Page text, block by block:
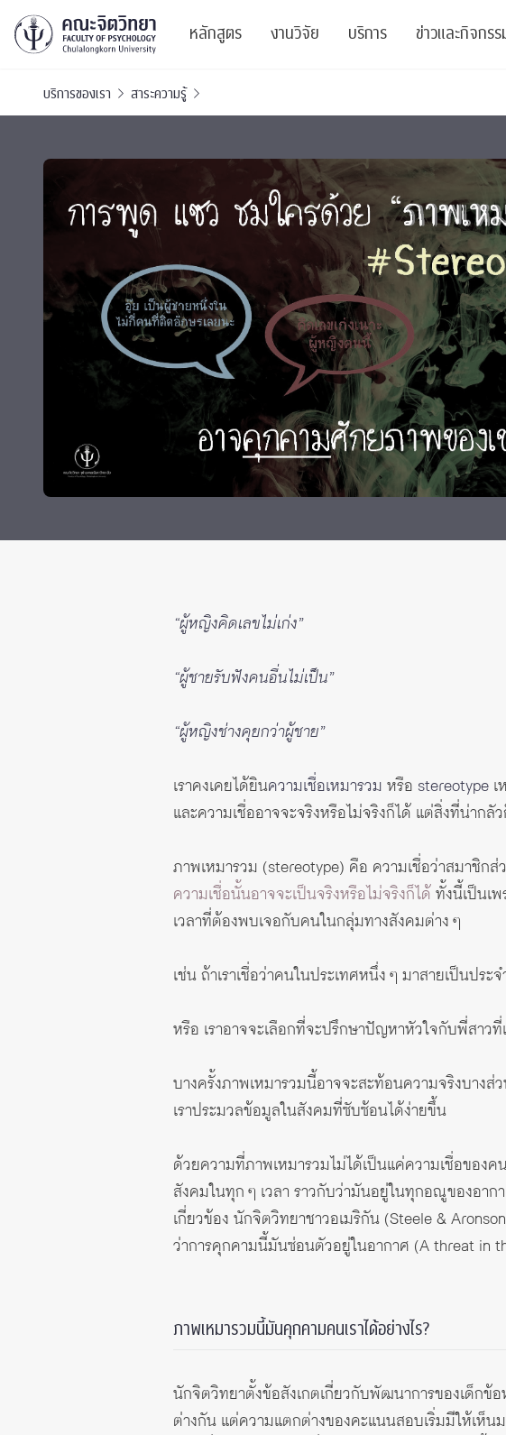
หลักสูตร
ปริญญาบัณฑิต
หลักสูตรปริญญาตรี
บัณฑิตศึกษา
หลักสูตรปริ
ปริญญาเอก
นิสิตปัจจุบัน
งานวิจัย
ทรัพยากรและสิ่งสนับสนุน
ผลงานตีพิมพ์
งานประชุมวิชาการ
งานประชุมวิชาการระดับนานาชาติ
TICP 2023
SSBW Activities
ทุนและรางวัล
บริการ
บริการวิชาการ
PSY Stats Clinic
ศูนย์สุขภาวะทางจิต
ศูนย์จิตวิทยาเพื่อปร
Life Di
CU Radio
ข่าวและกิจกร
ข่าวประ
เสวนาแ
โครงการ
ตำแหน่ง
บริการของเรา สาระความรู้
“ผู้หญิงคิดเลขไม่เก่ง”
“ผู้ชายรับฟังคนอื่นไม่เป็น”
“ผู้หญิงช่างคุยกว่าผู้ชาย”
เราคงเคยได้ยินความเชื่อเหมารวม หรือ stereotype
และความเชื่ออาจจะจริงหรือไม่จริงก็ได้ แต่สิ่งที่น่า
ภาพเหมารวม (stereotype) คือ ความเชื่อว่าสมาชิ
ความเชื่อนั้นอาจจะเป็นจริงหรือไม่จริงก็ได้ทั้งนี้เป็นเ
เวลาที่ต้องพบเจอกับคนในกลุ่มทางสังคมต่าง ๆ
เช่น ถ้าเราเชื่อว่าคนในประเทศหนึ่ง ๆ มาสายเป็นปร
หรือ เราอาจจะเลือกที่จะปรึกษาปัญหาหัวใจกับพี่สาว
บางครั้งภาพเหมารวมนี้อาจจะสะท้อนความจริงบาง
เราประมวลข้อมูลในสังคมที่ซับซ้อนได้ง่ายขึ้น
ด้วยความที่ภาพเหมารวมไม่ได้เป็นแค่ความเชื่อขอ
สังคมในทุก ๆ เวลา ราวกับว่ามันอยู่ในทุกอณูของอาก
เกี่ยวข้อง นักจิตวิทยาชาวอเมริกัน (Steele &
ว่าการคุกคามนี้มันซ่อนตัวอยู่ในอากาศ (A threat in
ภาพเหมารวมนี้มันคุกคามคนเราได้อย่างไร?
นักจิตวิทยาตั้งข้อสังเกตเกี่ยวกับพัฒนาการของเด็ก
ต่างกัน แต่ความแตกต่างของคะแนนสอบเริ่มมีให้เห็